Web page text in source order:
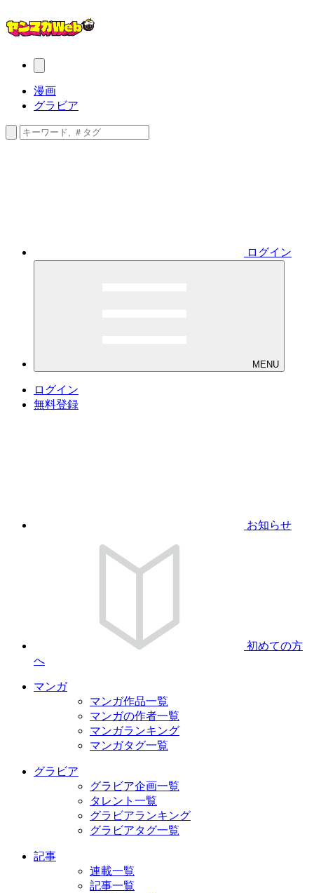
漫画
グラビア
ログイン
MENU
ログイン
無料登録
お知らせ
初めての方
へ
マンガ
マンガ作品一覧
マンガの作者一覧
マンガランキング
マンガタグ一覧
グラビア
グラビア企画一覧
タレント一覧
グラビアランキング
グラビアタグ一覧
記事
連載一覧
記事一覧